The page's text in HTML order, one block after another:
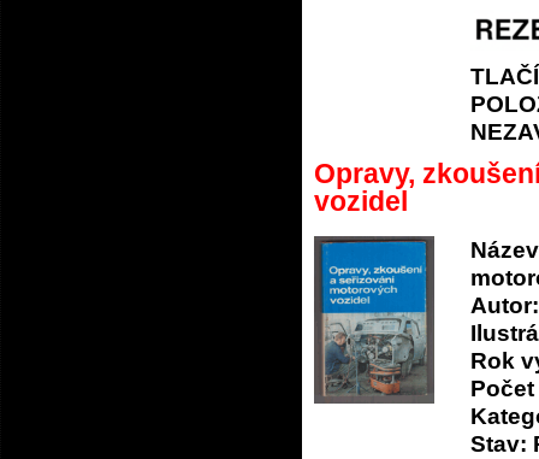
Opravy,
vozidel
Autor:
Rok
Stav: